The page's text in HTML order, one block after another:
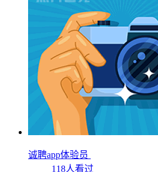
诚聘app体验员
118人看过